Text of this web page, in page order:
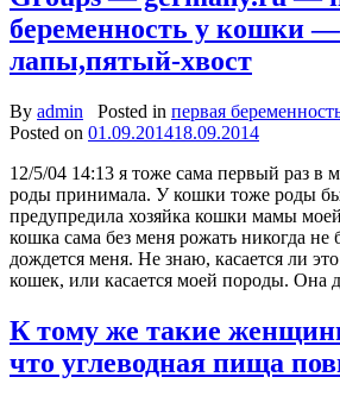
беременность у кошки
лапы,пятый-хвост
By admin Posted in первая
Posted on 01.09.201418.09.2014
12/5/04 14:13 я тоже сама первый раз в
роды принимала. У кошки тоже роды
предупредила хозяйка кошки мамы
кошка сама без меня рожать никогда не
дождется меня. Не знаю, касается ли
кошек, или касается моей породы. Она
К тому же такие
что углеводная пища